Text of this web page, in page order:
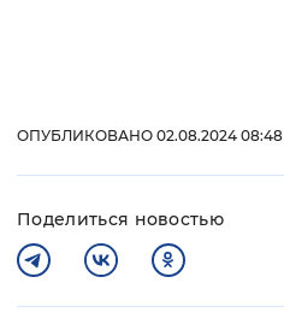
ОПУБЛИКОВАНО 02.08.2024 08:48
Поделиться новостью